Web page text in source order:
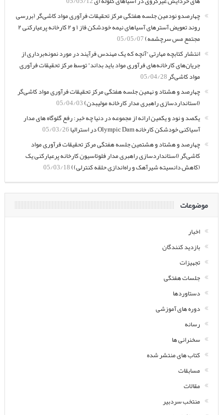
چهارصدو نودمین جلسه هفتگی مرکز تحقیقات فرآوری مواد کاشی‌گر (بررسی
روند تعویض آسترهای آسیاهای نیمه خودشکن فاز ۱ و ۲ کارخانه پرعیارکنی ۲
مجتمع مس سرچشمه)05/05/07
انتشار کتابچه مهارتی “آنچه که یک مهندس فرآیند در مورد نمونه‌برداری از
جریان‌های کارخانه‌های فرآوری مواد باید بداند” توسط مرکز تحقیقات فرآوری
مواد کاشی‌گر05/04/28
چهارصد و هشتاد و نهمین جلسه هفتگی مرکز تحقیقات فرآوری مواد کاشی‌گر
(استانداردسازی راهبری مدار کارخانه مولیبدن)05/04/03
یکصد و نود و یکمین ارائه از مجموعه در دنیا چه خبر: رفع گلوگاه های مدار
آسیاکنی خودشکن کارخانه Olympic Dam در استرالیا
05/03/26
چهارصد و هشتاد و هشتمین جلسه هفتگی مرکز تحقیقات فرآوری مواد
کاشی‌گر (استانداردسازی راهبری مدار فلوتاسیون کارخانه پرعیارکنی یک
(کاهش دانسیته شیرآهک و راه‌اندازی حلقه کنترلی))05/03/18
موضوعات
اخبار
بازدید کنندگان
تجهیزات
جلسات هفتگی
دستاوردها
دوره های آموزشی
رسانه
سخنرانی ها
کتاب های منتشر شده
مسابقات
مقالات
منتخب سردبیر